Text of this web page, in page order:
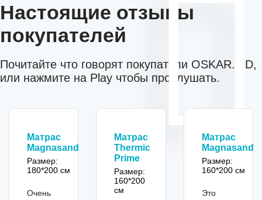
Настоящие отзывы
покупателей
Почитайте что говорят покупатели OSKAR.MD,
или нажмите на Play чтобы прослушать.
Матрас
Magnasand
Размер:
180*200 см
Очень
Матрас
Thermic
Prime
Размер:
160*200
см
Матрас
Magnasand
Размер:
160*200 см
Это